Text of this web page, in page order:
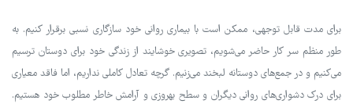
برای مدت قابل توجهی، ممکن است با بیماری روانی خود سازگاری نسبی برقرار کنیم. به
طور منظم سر کار حاضر می‌شویم، تصویری خوشایند از زندگی خود برای دوستان ترسیم
می‌کنیم و در جمع‌های دوستانه لبخند می‌زنیم. گرچه تعادل کاملی نداریم، اما فاقد معیاری
برای درک دشواری‌های روانی دیگران و سطح بهروزی و آرامش خاطر مطلوب خود هستیم.